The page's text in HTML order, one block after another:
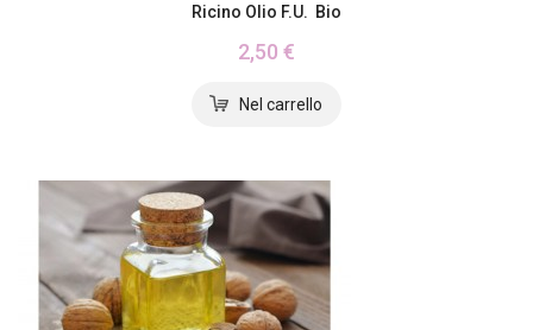
Ricino Olio F.U. Bio
2,50 €